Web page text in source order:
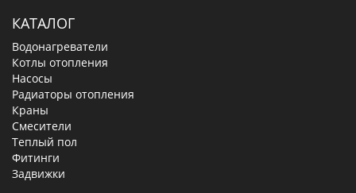
КАТАЛОГ
Водонагреватели
Котлы отопления
Насосы
Радиаторы отопления
Краны
Смесители
Теплый пол
Фитинги
Задвижки